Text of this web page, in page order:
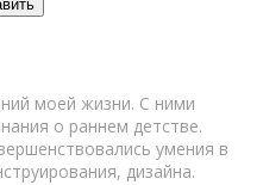
моей жизни. С ними
о раннем детстве.
умения в
дизайна.